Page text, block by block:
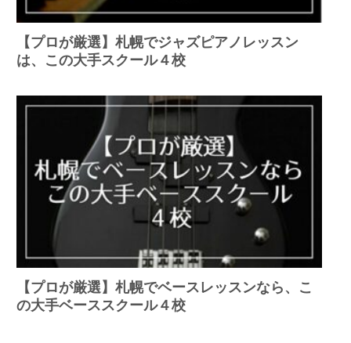
【プロが厳選】札幌でジャズピアノレッスン
は、この大手スクール４校
【プロが厳選】札幌でベースレッスンなら、こ
の大手ベーススクール４校